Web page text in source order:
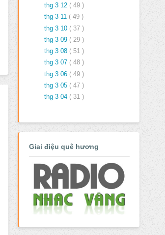
thg 3 12 ( 49 )
thg 3 11 ( 49 )
thg 3 10 ( 37 )
thg 3 09 ( 29 )
thg 3 08 ( 51 )
thg 3 07 ( 48 )
thg 3 06 ( 49 )
thg 3 05 ( 47 )
thg 3 04 ( 31 )
Giai điệu quê hương